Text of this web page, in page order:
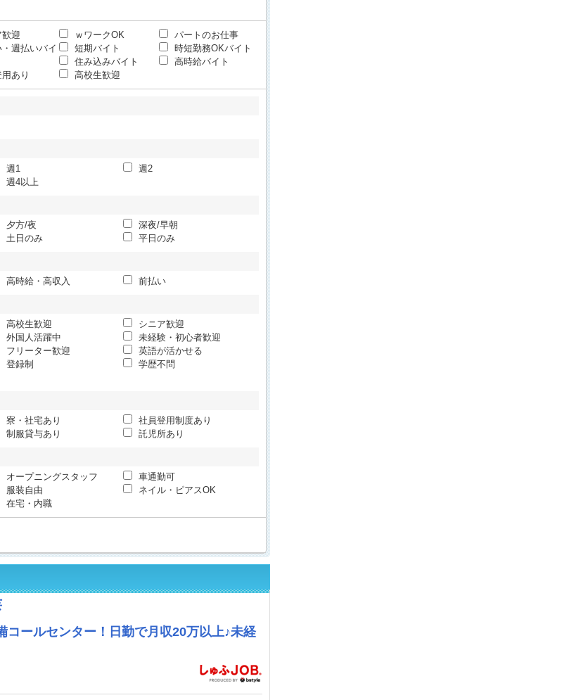
歓迎 ｗワークOK
パートのお仕事
・週払いバイ
短期バイト
時短勤務OKバイト
住み込みバイト
高時給バイト
あり 高校生歓迎
週1
週2
週4以上
夕方/夜
深夜/早朝
土日のみ 平日のみ
高時給・高収入 前払い
高校生歓迎
シニア歓迎
外国人活躍中
未経験・初心者歓迎
フリーター歓迎
英語が活かせる
登録制
学歴不問
寮・社宅あり
社員登用制度あり
制服貸与あり 託児所あり
オープニングスタッフ
車通勤可
服装自由
ネイル・ピアスOK
在宅・内職
コールセンター！日勤で月収20万以上♪未経